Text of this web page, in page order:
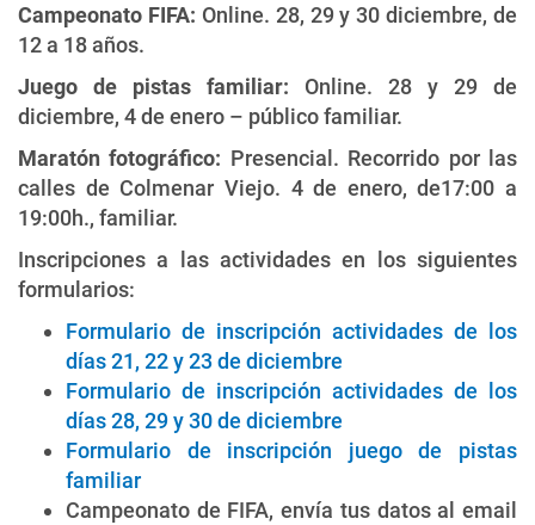
Campeonato FIFA: Online. 28, 29 y 30 diciembre, de
12 a 18 años.
Juego de pistas familiar: Online. 28 y 29 de
diciembre, 4 de enero – público familiar.
Maratón fotográfico: Presencial. Recorrido por las
calles de Colmenar Viejo. 4 de enero, de17:00 a
19:00h., familiar.
Inscripciones a las actividades en los siguientes
formularios:
Formulario de inscripción actividades de los
días 21, 22 y 23 de diciembre
Formulario de inscripción actividades de los
días 28, 29 y 30 de diciembre
Formulario de inscripción juego de pistas
familiar
Campeonato de FIFA, envía tus datos al email